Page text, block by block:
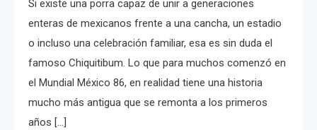
Si existe una porra capaz de unir a generaciones
enteras de mexicanos frente a una cancha, un estadio
o incluso una celebración familiar, esa es sin duda el
famoso Chiquitibum. Lo que para muchos comenzó en
el Mundial México 86, en realidad tiene una historia
mucho más antigua que se remonta a los primeros
años […]